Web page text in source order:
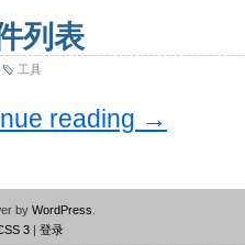
列表
工具
reading →
by WordPress
3 | 登录